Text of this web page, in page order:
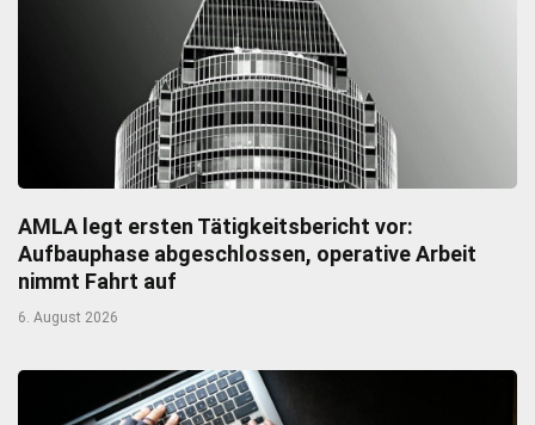
AMLA legt ersten Tätigkeitsbericht vor:
Aufbauphase abgeschlossen, operative Arbeit
nimmt Fahrt auf
6. August 2026